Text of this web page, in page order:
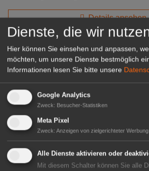
Details ansehen
Baumschule und
Niederelsunger Strasse 23
34466 Wolfhagen
Baumschule und Gartenbaubetrieb
Garten und Landschaft aus eigenem
Dienste, die wir
Hier können Sie einsehen und anpassen,
möchten, um unsere Dienste bestmöglich
Informationen lesen Sie bitte unsere
Google Analytics
Zweck: Besucher-Statistiken
Meta Pixel
Zweck: Anzeigen von zielgerichteter Werbung
Alle Dienste aktivieren oder
Mit diesem Schalter können Sie alle